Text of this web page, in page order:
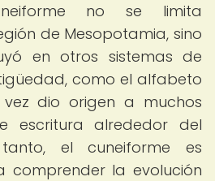
no se limita
de Mesopotamia, sino
en otros sistemas de
como el alfabeto
dio origen a muchos
escritura alrededor del
el cuneiforme es
comprender la evolución